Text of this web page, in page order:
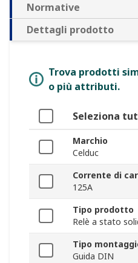
Normative
Dettagli prodotto
Trova prodotti
o più attributi.
Seleziona
Marchio
Celduc
Corrente di
125A
Tipo prodotto
Relè a stato
Tipo
Guida DIN